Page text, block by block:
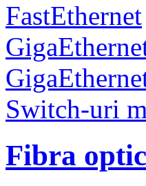
FastEthernet
Switch-uri
Fibra